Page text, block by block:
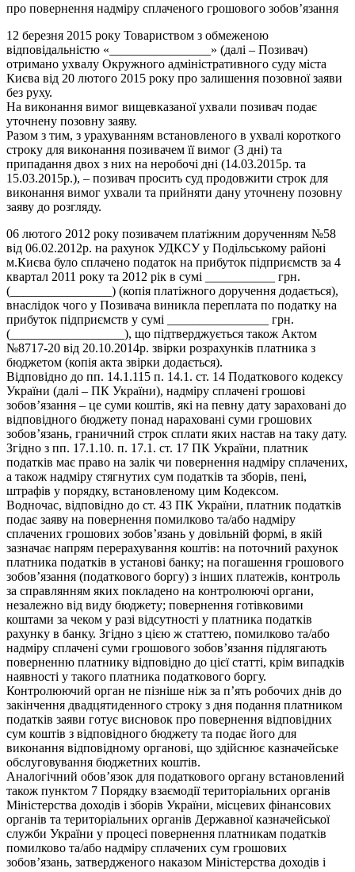
про повернення надміру сплаченого грошового зобовʼязання
12 березня 2015 року Товариством з обмеженою
відповідальністю «________________» (далі – Позивач)
отримано ухвалу Окружного адміністративного суду міста
Києва від 20 лютого 2015 року про залишення позовної заяви
без руху.
На виконання вимог вищевказаної ухвали позивач подає
уточнену позовну заяву.
Разом з тим, з урахуванням встановленого в ухвалі короткого
строку для виконання позивачем її вимог (3 дні) та
припадання двох з них на неробочі дні (14.03.2015р. та
15.03.2015р.), – позивач просить суд продовжити строк для
виконання вимог ухвали та прийняти дану уточнену позовну
заяву до розгляду.
06 лютого 2012 року позивачем платіжним дорученням №58
від 06.02.2012р. на рахунок УДКСУ у Подільському районі
м.Києва було сплачено податок на прибуток підприємств за 4
квартал 2011 року та 2012 рік в сумі ___________ грн.
(________________) (копія платіжного доручення додається),
внаслідок чого у Позивача виникла переплата по податку на
прибуток підприємств у сумі ________________ грн.
(__________________), що підтверджується також Актом
№8717-20 від 20.10.2014р. звірки розрахунків платника з
бюджетом (копія акта звірки додається).
Відповідно до пп. 14.1.115 п. 14.1. ст. 14 Податкового кодексу
України (далі – ПК України), надміру сплачені грошові
зобов’язання – це суми коштів, які на певну дату зараховані до
відповідного бюджету понад нараховані суми грошових
зобов’язань, граничний строк сплати яких настав на таку дату.
Згідно з пп. 17.1.10. п. 17.1. ст. 17 ПК України, платник
податків має право на залік чи повернення надміру сплачених,
а також надміру стягнутих сум податків та зборів, пені,
штрафів у порядку, встановленому цим Кодексом.
Водночас, відповідно до ст. 43 ПК України, платник податків
подає заяву на повернення помилково та/або надміру
сплачених грошових зобов’язань у довільній формі, в якій
зазначає напрям перерахування коштів: на поточний рахунок
платника податків в установі банку; на погашення грошового
зобов’язання (податкового боргу) з інших платежів, контроль
за справлянням яких покладено на контролюючі органи,
незалежно від виду бюджету; повернення готівковими
коштами за чеком у разі відсутності у платника податків
рахунку в банку. Згідно з цією ж статтею, помилково та/або
надміру сплачені суми грошового зобов’язання підлягають
поверненню платнику відповідно до цієї статті, крім випадків
наявності у такого платника податкового боргу.
Контролюючий орган не пізніше ніж за п’ять робочих днів до
закінчення двадцятиденного строку з дня подання платником
податків заяви готує висновок про повернення відповідних
сум коштів з відповідного бюджету та подає його для
виконання відповідному органові, що здійснює казначейське
обслуговування бюджетних коштів.
Аналогічний обовʼязок для податкового органу встановлений
також пунктом 7 Порядку взаємодії територіальних органів
Міністерства доходів і зборів України, місцевих фінансових
органів та територіальних органів Державної казначейської
служби України у процесі повернення платникам податків
помилково та/або надміру сплачених сум грошових
зобов’язань, затвердженого наказом Міністерства доходів і